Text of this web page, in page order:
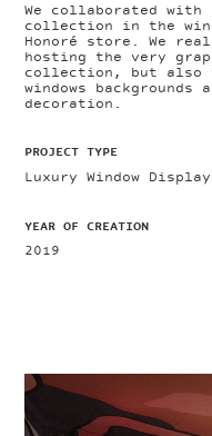
We collaborated
collection in the
Honoré store. We
hosting the very
collection, but
windows
decoration.
PROJECT TYPE
Luxury Window
YEAR OF CREATION
2019